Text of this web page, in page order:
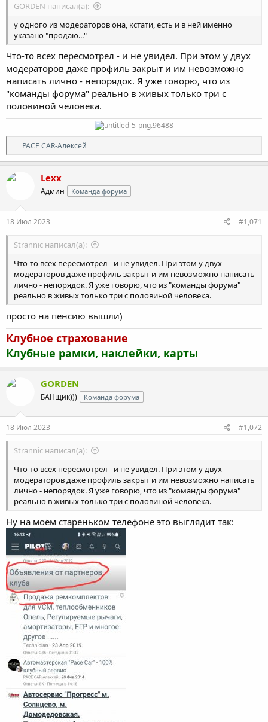
GORDEN написал(а):
у одного из модераторов она, кстати, есть и в ней именно
указано "продаю..."
Что-то всех пересмотрел - и не увидел. При этом у двух
модераторов даже профиль закрыт и им невозможно
написать лично - непорядок. Я уже говорю, что из
"команды форума" реально в живых только три с
половиной человека.
Р
е
а
:
PACE CAR-Алексей
Lexx
Админ Команда форума
18 Июл 2023 #1,071
Strannic написал(а):
Что-то всех пересмотрел - и не увидел. При этом у двух
модераторов даже профиль закрыт и им невозможно написать
лично - непорядок. Я уже говорю, что из "команды форума"
реально в живых только три с половиной человека.
просто на пенсию вышли)
Клубное страхование
Клубные рамки, наклейки, карты
GORDEN
БАНщик))) Команда форума
18 Июл 2023 #1,072
Strannic написал(а):
Что-то всех пересмотрел - и не увидел. При этом у двух
модераторов даже профиль закрыт и им невозможно написать
лично - непорядок. Я уже говорю, что из "команды форума"
реально в живых только три с половиной человека.
Ну на моём стареньком телефоне это выглядит так: